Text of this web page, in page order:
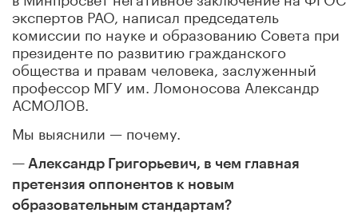
экспертов РАО, написал председатель
комиссии по науке и образованию Совета при
президенте по развитию гражданского
общества и правам человека, заслуженный
профессор МГУ им. Ломоносова Александр
АСМОЛОВ.
Мы выяснили — почему.
— Александр Григорьевич, в чем главная
претензия оппонентов к новым
образовательным стандартам?